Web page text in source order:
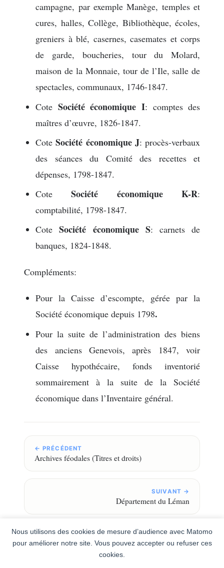
campagne, par exemple Manège, temples et
cures, halles, Collège, Bibliothèque, écoles,
greniers à blé, casernes, casemates et corps
de garde, boucheries, tour du Molard,
maison de la Monnaie, tour de l’Ile, salle de
spectacles, communaux, 1746-1847.
Cote Société économique I: comptes des
maîtres d’œuvre, 1826-1847.
CoteSociété économique J: procès-verbaux
des séances du Comité des recettes et
dépenses, 1798-1847.
CoteSociété économique K-R:
comptabilité, 1798-1847.
CoteSociété économique S: carnets de
banques, 1824-1848.
Compléments:
Pour la Caisse d’escompte, gérée par la
Société économique depuis 1798.
Pour la suite de l’administration des biens
des anciens Genevois, après 1847, voir
Caisse hypothécaire, fonds inventorié
sommairement à la suite de la Société
économique dans l’Inventaire général.
← PRÉCÉDENT
Archives féodales (Titres et droits)
SUIVANT →
Département du Léman
Nous utilisons des cookies de mesure d’audience avec Matomo
pour améliorer notre site. Vous pouvez accepter ou refuser ces
cookies.